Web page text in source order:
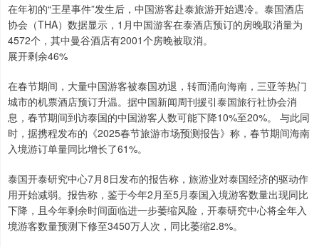
在年初的“王星事件”发生后，中国游客赴泰旅游开始遇冷。泰国酒店
协会（THA）数据显示，1月中国游客在泰酒店预订的房晚取消量为
4572个，其中曼谷酒店有2001个房晚被取消。
展开剩余46%
在春节期间，大量中国游客被泰国劝退，转而涌向海南，三亚等热门
城市的机票酒店预订升温。据中国新闻周刊援引泰国旅行社协会消
息，春节期间到访泰国的中国游客人数可能下降10%至20%。 与此同
时，据携程发布的《2025春节旅游市场预测报告》称，春节期间海南
入境游订单量同比增长了61%。
泰国开泰研究中心7月8日发布的报告称，旅游业对泰国经济的驱动作
用开始减弱。报告称，鉴于今年2月至5月泰国入境游客数量出现同比
下降，且今年剩余时间面临进一步萎缩风险，开泰研究中心将全年入
境游客数量预测下修至3450万人次，同比萎缩2.8%。